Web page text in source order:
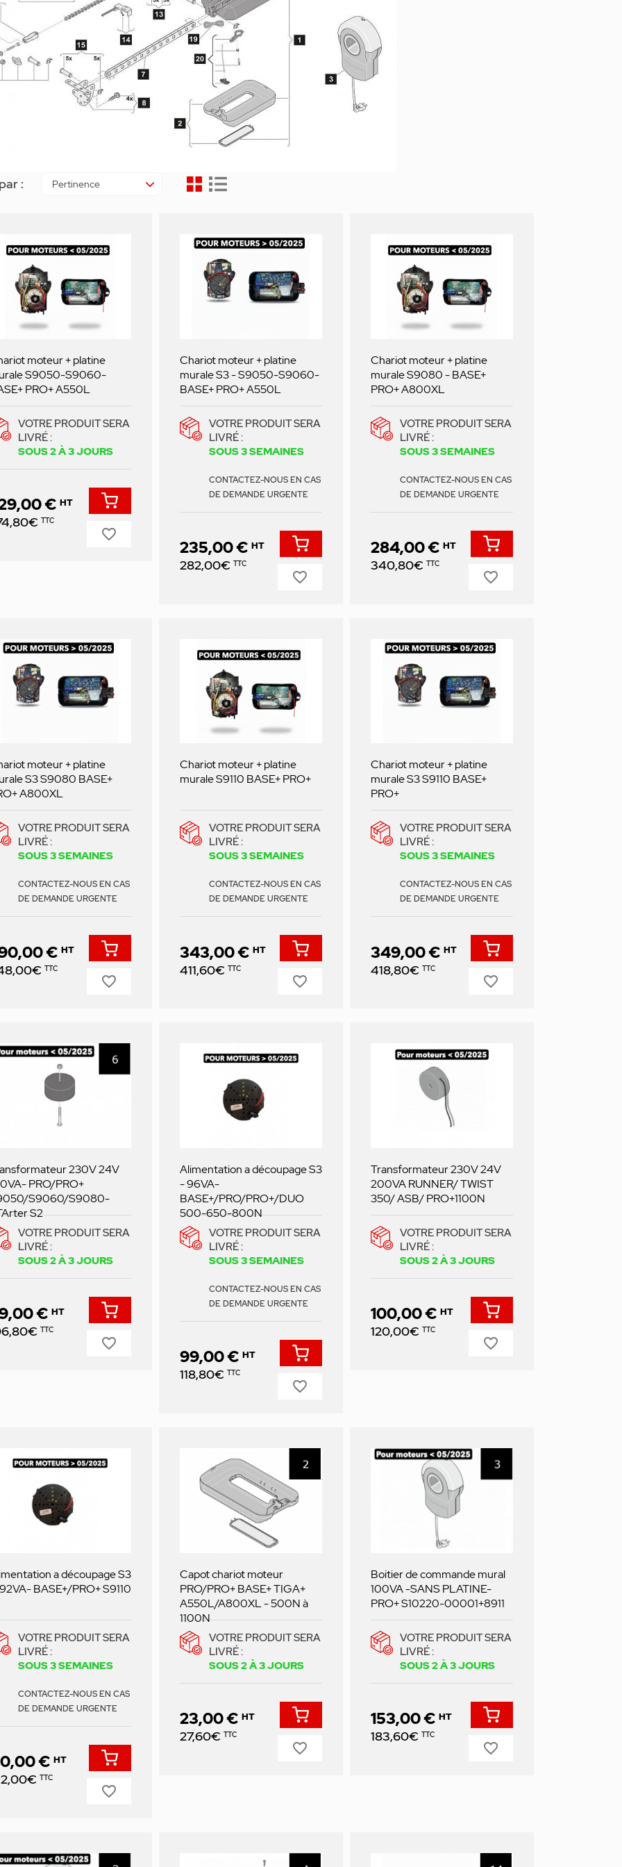
: Pertinence
moteur + platine
S9050-S9060-
PRO+ A550L
VOTRE PRODUIT SERA
LIVRÉ :
SOUS 2 À 3 JOURS
€ HT
TTC
favorite_border
Chariot moteur + platine
murale S3 - S9050-S9060-
BASE+ PRO+ A550L
VOTRE PRODUIT SERA
LIVRÉ :
SOUS 3 SEMAINES
CONTACTEZ-NOUS EN CAS
DE DEMANDE URGENTE
Prix
235,00 € HT
282,00€ TTC
favorite_border
Chariot moteur + platine
murale S9080 - BASE+
PRO+ A800XL
VOTRE PRODUIT SERA
LIVRÉ :
SOUS 3 SEMAINES
CONTACTEZ-NOUS EN CAS
DE DEMANDE URGENTE
Prix
284,00 € HT
340,80€ TTC
favorite_border
moteur + platine
S3 S9080 BASE+
A800XL
VOTRE PRODUIT SERA
LIVRÉ :
SOUS 3 SEMAINES
CONTACTEZ-NOUS EN CAS
DE DEMANDE URGENTE
€ HT
TTC
favorite_border
Chariot moteur + platine
murale S9110 BASE+ PRO+
VOTRE PRODUIT SERA
LIVRÉ :
SOUS 3 SEMAINES
CONTACTEZ-NOUS EN CAS
DE DEMANDE URGENTE
Prix
343,00 € HT
411,60€ TTC
favorite_border
Chariot moteur + platine
murale S3 S9110 BASE+
PRO+
VOTRE PRODUIT SERA
LIVRÉ :
SOUS 3 SEMAINES
CONTACTEZ-NOUS EN CAS
DE DEMANDE URGENTE
Prix
349,00 € HT
418,80€ TTC
favorite_border
230V 24V
PRO/PRO+
S9060/S9080-
S2
VOTRE PRODUIT SERA
LIVRÉ :
SOUS 2 À 3 JOURS
€ HT
TTC
favorite_border
Alimentation a découpage S3
- 96VA-
BASE+/PRO/PRO+/DUO
500-650-800N
VOTRE PRODUIT SERA
LIVRÉ :
SOUS 3 SEMAINES
CONTACTEZ-NOUS EN CAS
DE DEMANDE URGENTE
Prix
99,00 € HT
118,80€ TTC
favorite_border
Transformateur 230V 24V
200VA RUNNER/ TWIST
350/ ASB/ PRO+1100N
VOTRE PRODUIT SERA
LIVRÉ :
SOUS 2 À 3 JOURS
Prix
100,00 € HT
120,00€ TTC
favorite_border
a découpage S3
BASE+/PRO+ S9110
VOTRE PRODUIT SERA
LIVRÉ :
SOUS 3 SEMAINES
CONTACTEZ-NOUS EN CAS
DE DEMANDE URGENTE
€ HT
TTC
favorite_border
Capot chariot moteur
PRO/PRO+ BASE+ TIGA+
A550L/A800XL - 500N à
1100N
VOTRE PRODUIT SERA
LIVRÉ :
SOUS 2 À 3 JOURS
Prix
23,00 € HT
27,60€ TTC
favorite_border
Boitier de commande mural
100VA -SANS PLATINE-
PRO+ S10220-00001+8911
VOTRE PRODUIT SERA
LIVRÉ :
SOUS 2 À 3 JOURS
Prix
153,00 € HT
183,60€ TTC
favorite_border